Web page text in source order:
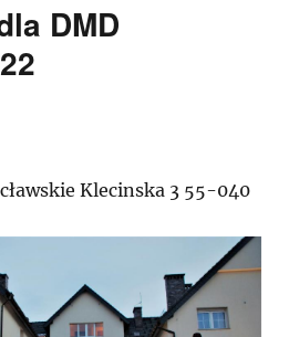
DMD
Klecinska 3 55-040